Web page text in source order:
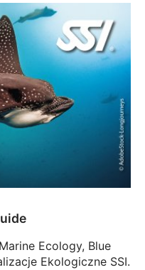
Ecology, Blue
Ekologiczne SSI.